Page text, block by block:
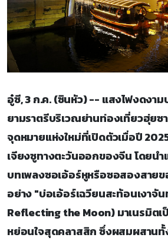
อู๋ซี, 3 ก.ค. (ซินหัว) -- แสงไฟงดงาม
ยามราตรีบริเวณย่านท่องเที่ยวฮุ่ยซ
จุดหมายแห่งใหม่ที่เปิดตัวเมื่อปี
เจียงซูทางตะวันออกของจีน โดยนำ
บทเพลงซอเอ้อร์หูหรือซอสองสาย
อย่าง "บ่อเอ้อร์เฉวียนสะท้อนเงาจั
Reflecting the Moon) มาเนรมิต
หย่อนใจสุดคลาสสิก ซึ่งผสมผสาน